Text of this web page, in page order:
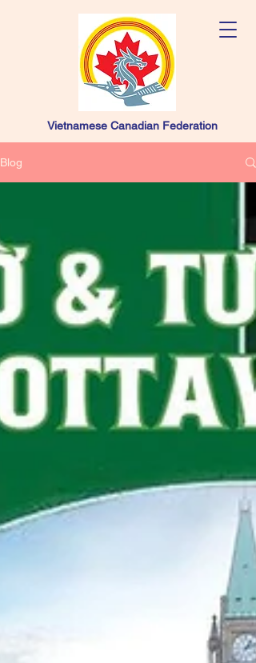
Vietnamese Canadian Federation
Blog